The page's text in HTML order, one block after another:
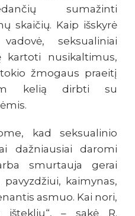
sumažinti
skaičių. Kaip išskyrė
seksualiniai
kartoti nusikaltimus,
žmogaus praeitį
kelią dirbti su
kad seksualinio
dažniausiai daromi
smurtauja gerai
kaimynas,
asmuo. Kai nori,
išteklių“, – sakė R.